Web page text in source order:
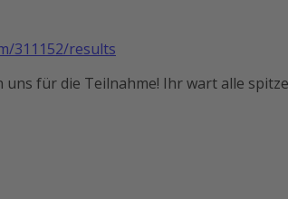
311152/results
für die Teilnahme! Ihr wart alle